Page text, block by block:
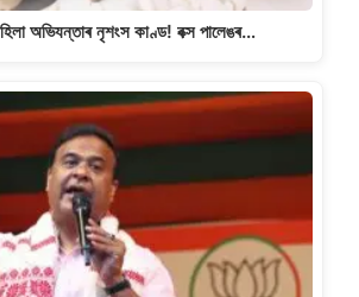
অভিযন্তাৰ নৃশংস কাণ্ড! বক্স পালেঙৰ…